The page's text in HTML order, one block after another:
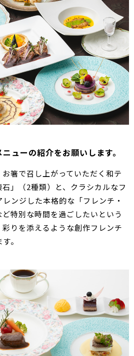
ューの紹介をお願いします。
お箸で召し上がっていただく和テ
」（2種類）と、クラシカルなフ
ンジした本格的な「フレンチ・
特別な時間を過ごしたいという
りを添えるような創作フレンチ
。